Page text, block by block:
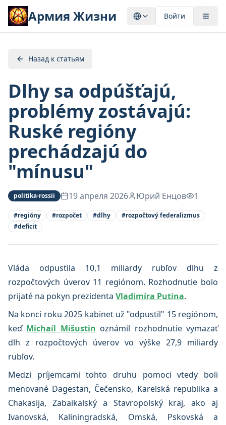
Армия Жизни Войти
Назад к статьям
Dlhy sa odpúšťajú,
problémy zostávajú:
Ruské regióny
prechádzajú do
"mínusu"
politika-rossii 19 апреля 2026 Юрий Енцов 1
#regióny #rozpočet #dlhy #rozpočtový federalizmus
#deficit
Vláda odpustila 10,1 miliardy rubľov dlhu z
rozpočtových úverov 11 regiónom. Rozhodnutie bolo
prijaté na pokyn prezidenta Vladimíra Putina.
Na konci roku 2025 kabinet už "odpustil" 15 regiónom,
keď Michaíl Mišustin oznámil rozhodnutie vymazať
dlh z rozpočtových úverov vo výške 27,9 miliardy
rubľov.
Medzi príjemcami tohto druhu pomoci vtedy boli
menované Dagestan, Čečensko, Karelská republika a
Chakasija, Zabaikalský a Stavropolský kraj, ako aj
Ivanovská, Kaliningradská, Omská, Pskovská a